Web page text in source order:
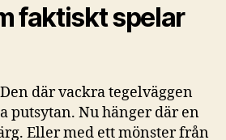
faktiskt spelar
där vackra tegelväggen
putsytan. Nu hänger där en
Eller med ett mönster från